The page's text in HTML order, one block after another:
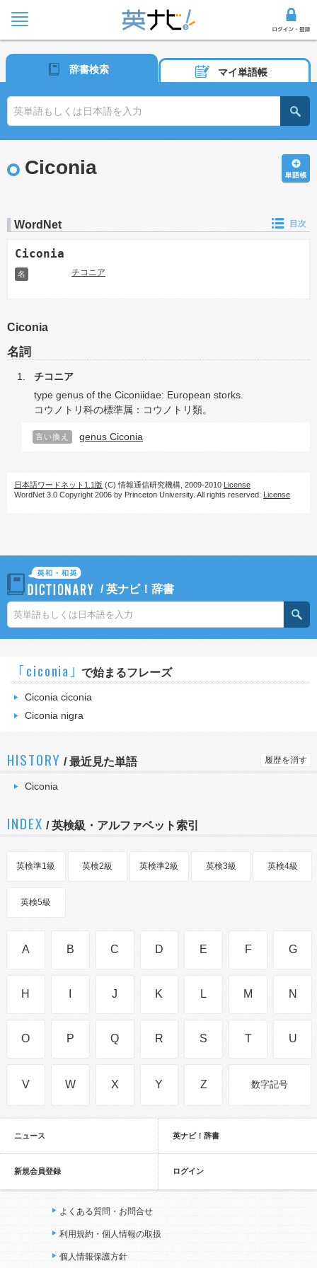
辞書検索 マイ単語帳
Ciconia
WordNet 目次
Ciconia
名 チコニア
Ciconia
名詞
チコニア
type genus of the Ciconiidae: European storks.
コウノトリ科の標準属：コウノトリ類。
言い換え genus Ciconia
日本語ワードネット1.1版 (C) 情報通信研究機構, 2009-2010 License
WordNet 3.0 Copyright 2006 by Princeton University. All rights reserved. License
/英ナビ！辞書
｢ciconia｣ で始まるフレーズ
Ciconia ciconia
Ciconia nigra
HISTORY /最近見た単語 履歴を消す
Ciconia
INDEX / 英検級・アルファベット索引
英検準1級 英検2級 英検準2級 英検3級 英検4級
英検5級
A B C D E F G
H J K L M N
O P Q R S T U
V W X Y Z 数字記号
ニュース 英ナビ！辞書
新規会員登録 ログイン
よくある質問・お問合せ
利用規約・個人情報の取扱
個人情報保護方針